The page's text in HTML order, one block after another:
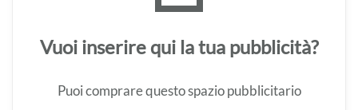
Vuoi inserire qui la tua pubblicità?
Puoi comprare questo spazio pubblicitario